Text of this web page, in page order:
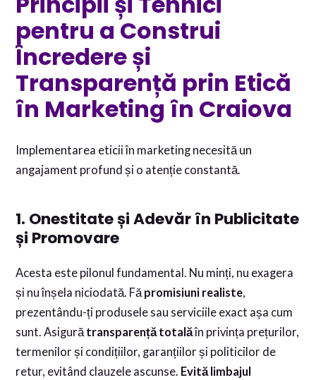
pentru a Construi
Încredere și
Transparență prin Etică
în Marketing în Craiova
Implementarea eticii în marketing necesită un
angajament profund și o atenție constantă.
1. Onestitate și Adevăr în Publicitate
și Promovare
Acesta este pilonul fundamental. Nu minți, nu exagera
și nu înșela niciodată. Făpromisiuni realiste,
prezentându-ți produsele sau serviciile exact așa cum
sunt. Asigurătransparență totalăîn privința prețurilor,
termenilor și condițiilor, garanțiilor și politicilor de
retur, evitând clauzele ascunse. Evită limbajul